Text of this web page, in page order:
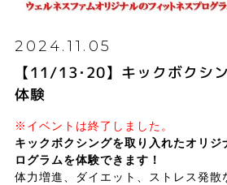
2024.11.05
【11/13･20】キックボクシ
体験
※イベントは終了しました。
キックボクシングを取り入れたオリ
ログラムを体験できます！
体力増進、ダイエット、ストレス発散